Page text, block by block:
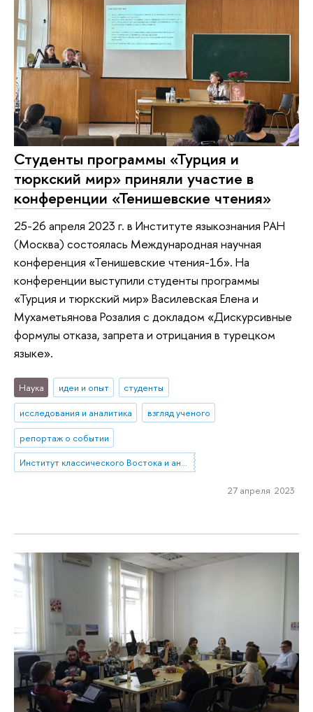
Студенты программы «Турция и
тюркский мир» приняли участие в
конференции «Тенишевские чтения»
25-26 апреля 2023 г. в Институте языкознания РАН
(Москва) состоялась Международная научная
конференция «Тенишевские чтения-16». На
конференции выступили студенты программы
«Турция и тюркский мир» Василевская Елена и
Мухаметьянова Розалия с докладом «Дискурсивные
формулы отказа, запрета и отрицания в турецком
языке».
Наука идеи и опыт
студенты
исследования и аналитика
взгляд ученого
репортаж о событии
Институт классического Востока и античности
27 апреля 2023